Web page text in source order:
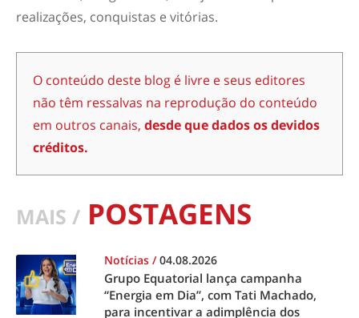
realizações, conquistas e vitórias.
O conteúdo deste blog é livre e seus editores
não têm ressalvas na reprodução do conteúdo
em outros canais, desde que dados os devidos
créditos.
MAIS / POSTAGENS
Notícias /04.08.2026
Grupo Equatorial lança campanha
“Energia em Dia”, com Tati Machado,
para incentivar a adimplência dos